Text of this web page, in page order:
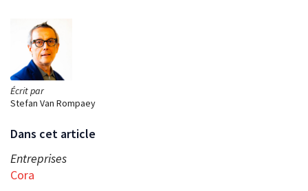
Écrit par
Stefan Van Rompaey
Dans cet article
Entreprises
Cora